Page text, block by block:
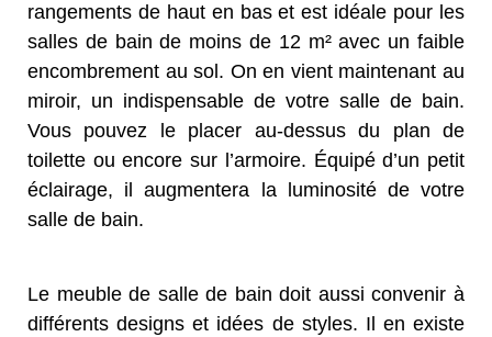
rangements de haut en bas et est idéale pour les
salles de bain de moins de 12 m² avec un faible
encombrement au sol. On en vient maintenant au
miroir, un indispensable de votre salle de bain.
Vous pouvez le placer au-dessus du plan de
toilette ou encore sur l’armoire. Équipé d’un petit
éclairage, il augmentera la luminosité de votre
salle de bain.
Le meuble de salle de bain doit aussi convenir à
différents designs et idées de styles. Il en existe